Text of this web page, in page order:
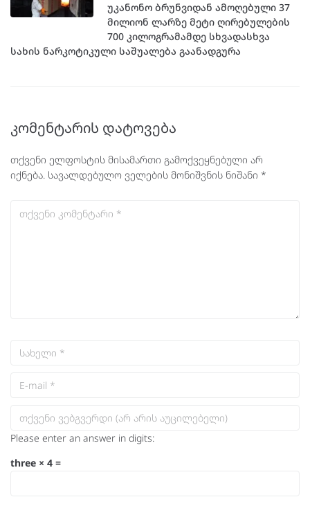
უკანონო ბრუნვიდან ამოღებული 37
მილიონ ლარზე მეტი ღირებულების
700 კილოგრამამდე სხვადასხვა
სახის ნარკოტიკული საშუალება გაანადგურა
კომენტარის დატოვება
თქვენი ელფოსტის მისამართი გამოქვეყნებული არ
იქნება. სავალდებულო ველების მონიშვნის ნიშანი *
Please enter an answer in digits:
three × 4 =